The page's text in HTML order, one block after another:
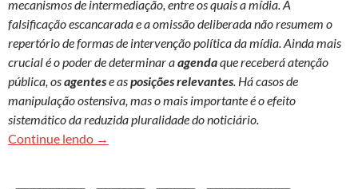
mecanismos de intermediação, entre os quais a mídia. A
falsificação escancarada e a omissão deliberada não resumem o
repertório de formas de intervenção política da mídia. Ainda mais
crucial é o poder de determinar aagendaque receberá atenção
pública, osagentese asposições relevantes. Há casos de
manipulação ostensiva, mas o mais importante é o efeito
sistemático da reduzida pluralidade do noticiário.
Continue lendo Os meios de comunicação e a democracia
→